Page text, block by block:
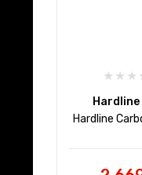
Hardline